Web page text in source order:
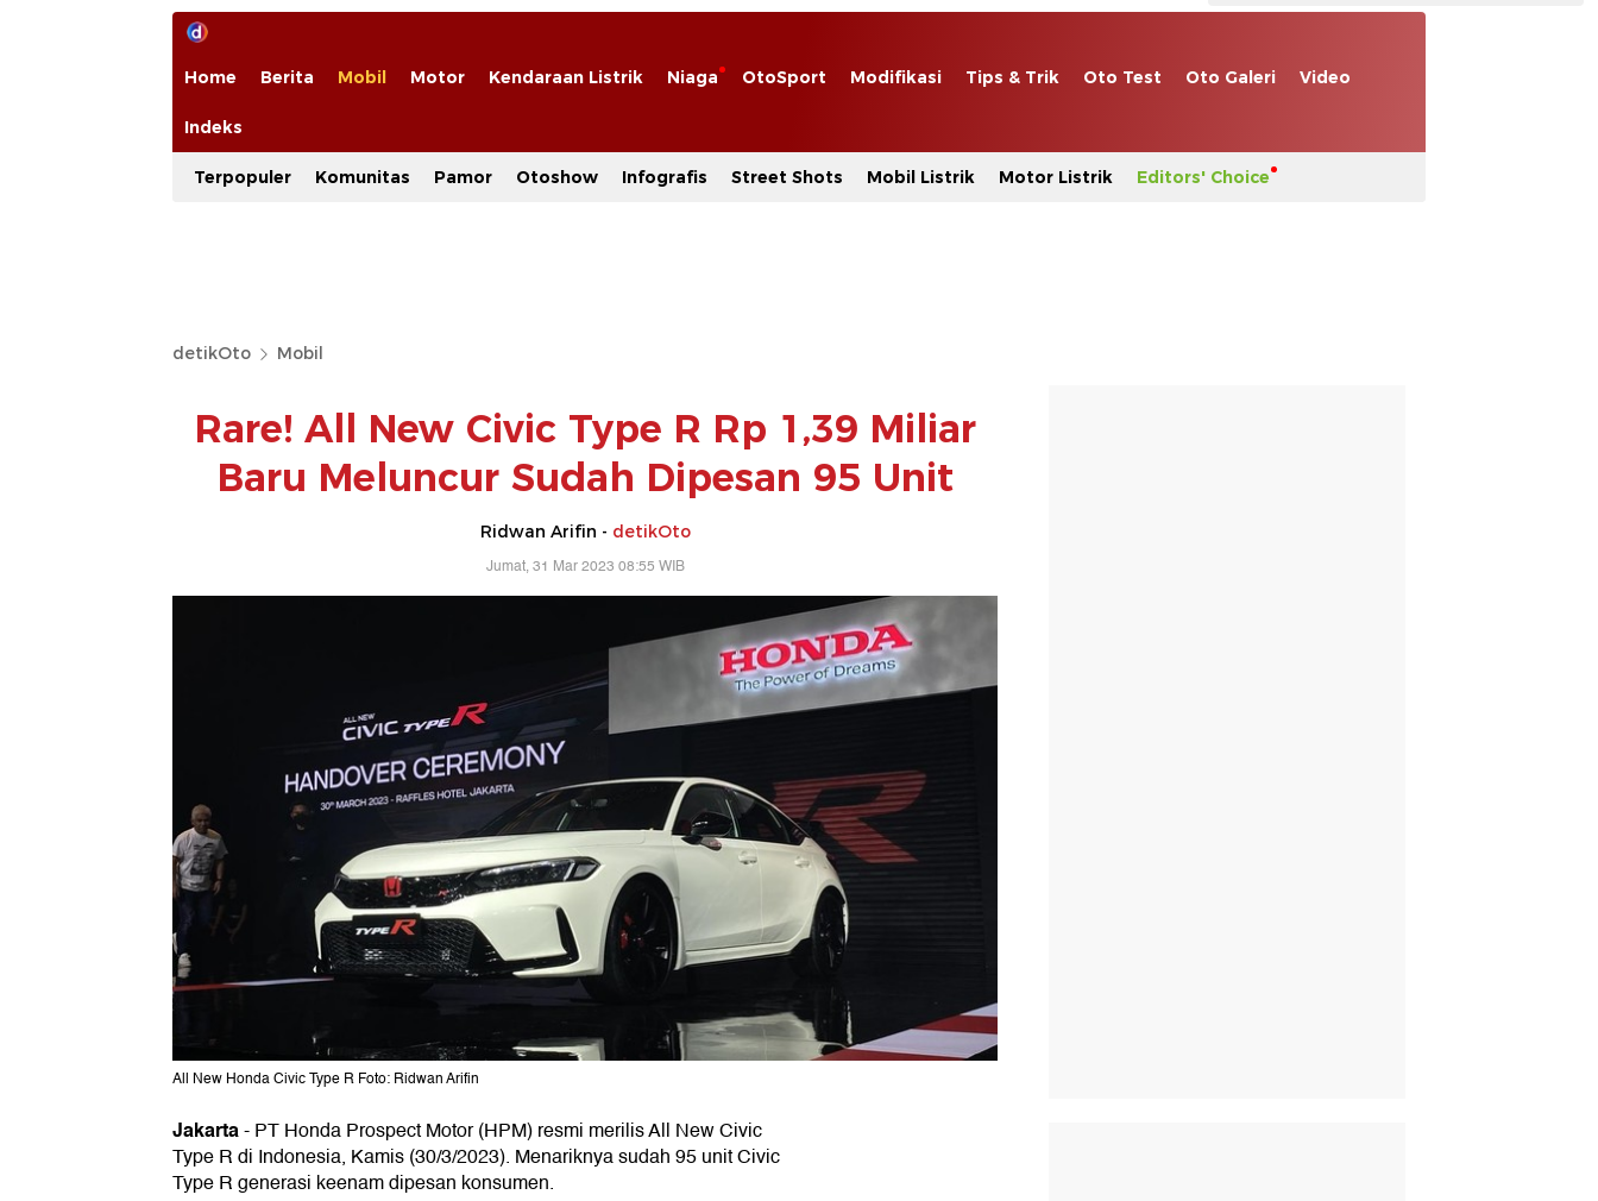
Home Berita Mobil Motor Kendaraan Listrik Niaga OtoSport Modifikasi Tips & Trik Oto Test Oto Galeri Video
Indeks
Terpopuler Komunitas Pamor Otoshow Infografis Street Shots Mobil Listrik Motor Listrik Editors' Choice
detikOto Mobil
Rare! All New Civic Type R Rp 1,39 Miliar
Baru Meluncur Sudah Dipesan 95 Unit
Ridwan Arifin - detikOto
Jumat, 31 Mar 2023 08:55 WIB
All New Honda Civic Type R Foto: Ridwan Arifin
Jakarta-PT Honda Prospect Motor (HPM) resmi merilis All New Civic
Type R di Indonesia, Kamis (30/3/2023). Menariknya sudah 95 unit Civic
Type R generasi keenam dipesan konsumen.